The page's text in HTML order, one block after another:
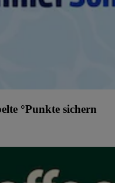
°Punkte sichern